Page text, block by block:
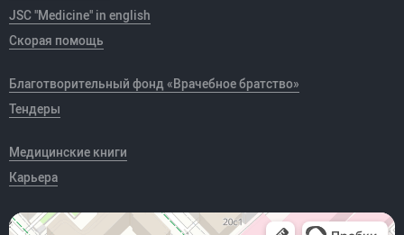
JSC "Medicine" in english
Скорая помощь
Благотворительный фонд «Врачебное братство»
Тендеры
Медицинские книги
Карьера